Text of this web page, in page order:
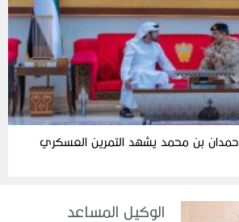
بن محمد يشهد التمرين العسكري
الوكيل المساعد